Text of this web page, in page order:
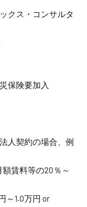
ス・コンサルタ
険要加入
契約の場合、例
賃料等の20％～
1.0万円 or